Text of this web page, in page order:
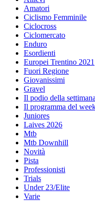
Amatori
Ciclismo Femminile
Ciclocross
Ciclomercato
Enduro
Esordienti
Europei Trentino 2021
Fuori Regione
Giovanissimi
Gravel
Il podio della settimana
Il programma del
Juniores
Laives 2026
Mtb
Mtb Downhill
Novità
Pista
Professionisti
Trials
Under 23/Elite
Varie